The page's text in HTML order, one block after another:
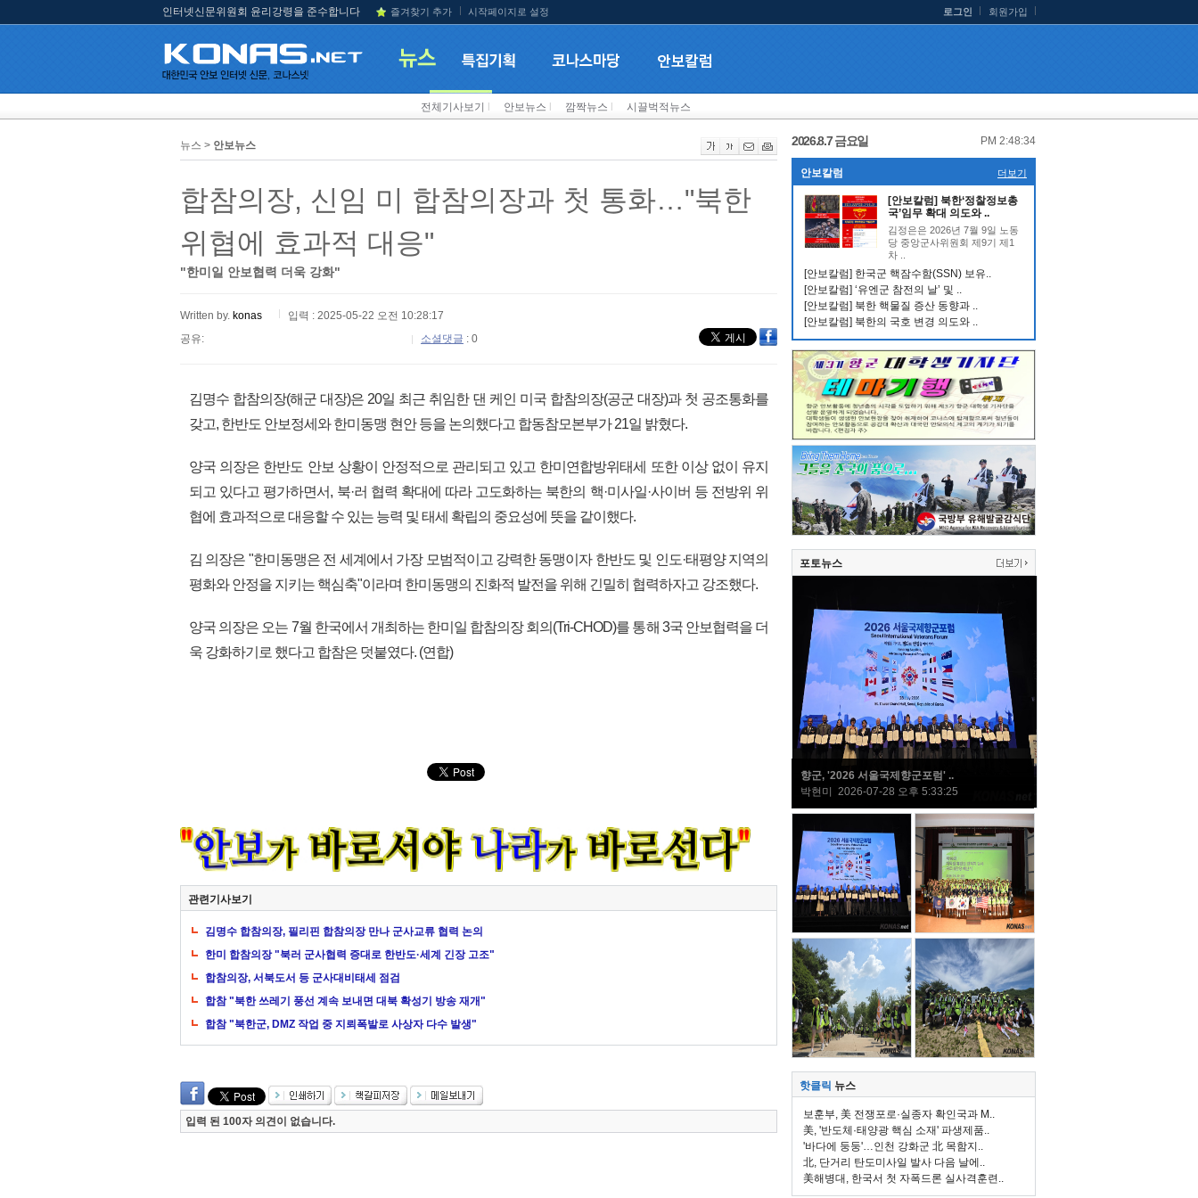
인터넷신문위원회 윤리강령을 준수합니다 즐겨찾기 추가 시작페이지로 설정 로그인 회원가입
전체기사보기 안보뉴스 깜짝뉴스 시끌벅적뉴스
뉴스 > 안보뉴스
합참의장, 신임 미 합참의장과 첫 통화…"북한
위협에 효과적 대응"
"한미일 안보협력 더욱 강화"
Written by. konas
입력 : 2025-05-22 오전 10:28:17
공유:
소셜댓글 : 0
김명수 합참의장(해군 대장)은 20일 최근 취임한 댄 케인 미국 합참의장(공군 대장)과 첫 공조통화를
갖고, 한반도 안보정세와 한미동맹 현안 등을 논의했다고 합동참모본부가 21일 밝혔다.
양국 의장은 한반도 안보 상황이 안정적으로 관리되고 있고 한미연합방위태세 또한 이상 없이 유지
되고 있다고 평가하면서, 북·러 협력 확대에 따라 고도화하는 북한의 핵·미사일·사이버 등 전방위 위
협에 효과적으로 대응할 수 있는 능력 및 태세 확립의 중요성에 뜻을 같이했다.
김 의장은 "한미동맹은 전 세계에서 가장 모범적이고 강력한 동맹이자 한반도 및 인도·태평양 지역의
평화와 안정을 지키는 핵심축"이라며 한미동맹의 진화적 발전을 위해 긴밀히 협력하자고 강조했다.
양국 의장은 오는 7월 한국에서 개최하는 한미일 합참의장 회의(Tri-CHOD)를 통해 3국 안보협력을 더
욱 강화하기로 했다고 합참은 덧붙였다. (연합)
관련기사보기
김명수 합참의장, 필리핀 합참의장 만나 군사교류 협력 논의
한미 합참의장 "북러 군사협력 증대로 한반도·세계 긴장 고조"
합참의장, 서북도서 등 군사대비태세 점검
합참 "북한 쓰레기 풍선 계속 보내면 대북 확성기 방송 재개"
합참 "북한군, DMZ 작업 중 지뢰폭발로 사상자 다수 발생"
입력 된 100자 의견이 없습니다.
2026.8.7 금요일 PM 2:48:35
안보칼럼 더보기
[안보칼럼] 북한‘정찰정보총
국’임무 확대 의도와 ..
김정은은 2026년 7월 9일 노동
당 중앙군사위원회 제9기 제1
차 ..
[안보칼럼] 한국군 핵잠수함(SSN) 보유..
[안보칼럼] ‘유엔군 참전의 날’ 및 ..
[안보칼럼] 북한 핵물질 증산 동향과 ..
[안보칼럼] 북한의 국호 변경 의도와 ..
포토뉴스
향군, '2026 서울국제향군포럼' ..
박현미 2026-07-28 오후 5:33:25
핫클릭 뉴스
보훈부, 美 전쟁포로·실종자 확인국과 M..
美, '반도체·태양광 핵심 소재' 파생제품..
'바다에 둥둥'…인천 강화군 北 목함지..
北, 단거리 탄도미사일 발사 다음 날에..
美해병대, 한국서 첫 자폭드론 실사격훈련..